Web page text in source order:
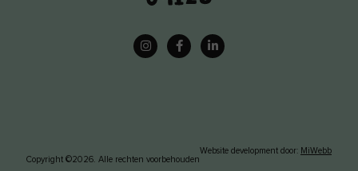
Copyright ©2026. Alle rechten voorbehouden
Website development door: MiWebb